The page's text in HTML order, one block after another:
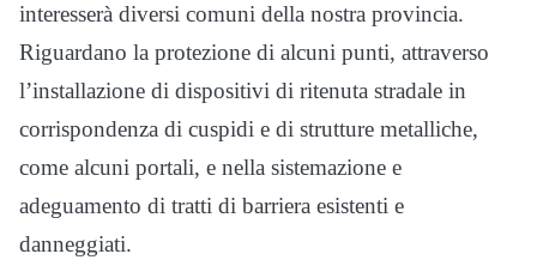
interesserà diversi comuni della nostra provincia.
Riguardano la protezione di alcuni punti, attraverso
l’installazione di dispositivi di ritenuta stradale in
corrispondenza di cuspidi e di strutture metalliche,
come alcuni portali, e nella sistemazione e
adeguamento di tratti di barriera esistenti e
danneggiati.